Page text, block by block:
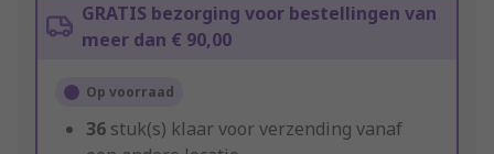
GRATIS bezorging voor bestellingen van
meer dan € 90,00
Op voorraad
36 stuk(s) klaar voor verzending vanaf